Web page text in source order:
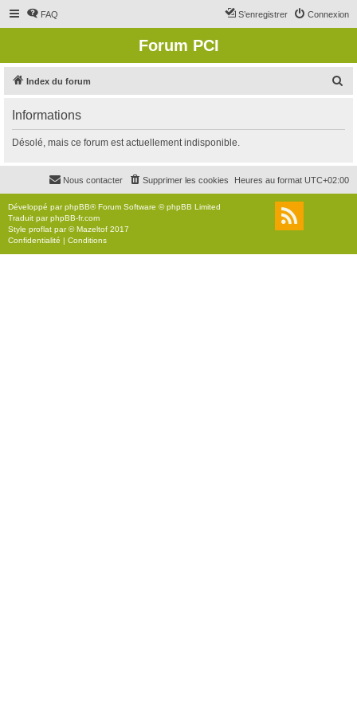
FAQ Connexion
S’enregistrer
Forum PCI
Index du forum
r
c
r
Informations
Désolé, mais ce forum est actuellement indisponible.
Heures au format UTC+02:00
Supprimer les cookies
Nous contacter
Développé parphpBB® Forum Software © phpBB Limited
Traduit parphpBB-fr.com
Style proflat par ©Mazeltof 2017
Confidentialité | Conditions